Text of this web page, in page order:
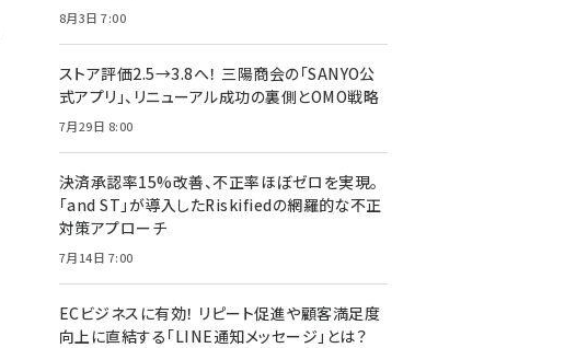
8月3日 7:00
ストア評価2.5→3.8へ！ 三陽商会の「SANYO公
式アプリ」、リニューアル成功の裏側とOMO戦略
7月29日 8:00
決済承認率15%改善、不正率ほぼゼロを実現。
「and ST」が導入したRiskifiedの網羅的な不正
対策アプローチ
7月14日 7:00
ECビジネスに有効！ リピート促進や顧客満足度
向上に直結する「LINE通知メッセージ」とは？